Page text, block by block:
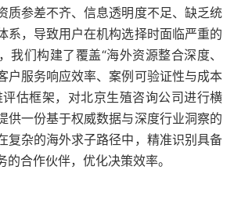
质参差不齐、信息透明度不足、缺乏统
系，导致用户在机构选择时面临严重的
我们构建了覆盖“海外资源整合深度、
户服务响应效率、案例可验证性与成本
估框架，对北京生殖咨询公司进行横
供一份基于权威数据与深度行业洞察的
复杂的海外求子路径中，精准识别具备
的合作伙伴，优化决策效率。